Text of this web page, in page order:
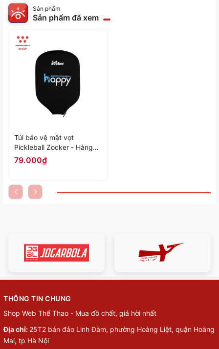
Sản phẩm
Sản phẩm đã xem
Túi bảo vệ mặt vợt
Pickleball Zocker - Hàng
Chính Hãng
79.000₫
THÔNG TIN CHUNG
Shop Web Thể Thao - Mua đồ chất, giá hời nhất
Địa chỉ: 25T2 bán đảo Linh Đàm, phường Hoàng Liệt, quận Hoàng
Mai, tp Hà Nội